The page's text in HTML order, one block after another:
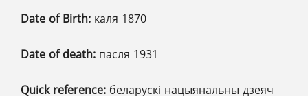
Date of Birth: каля 1870
Date of death: пасля 1931
Quick reference: беларускі нацыянальны дзеяч